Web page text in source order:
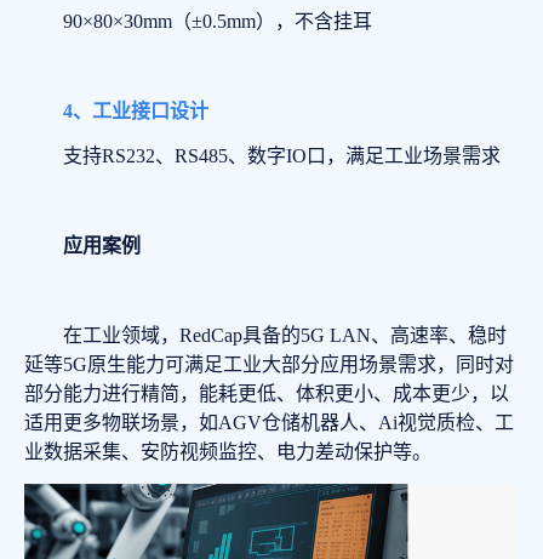
90×80×30mm（±0.5mm），不含挂耳
4、工业接口设计
支持RS232、RS485、数字IO口，满足工业场景需求
应用案例
在工业领域，RedCap具备的5G LAN、高速率、稳时
延等5G原生能力可满足工业大部分应用场景需求，同时对
部分能力进行精简，能耗更低、体积更小、成本更少，以
适用更多物联场景，如AGV仓储机器人、Ai视觉质检、工
业数据采集、安防视频监控、电力差动保护等。